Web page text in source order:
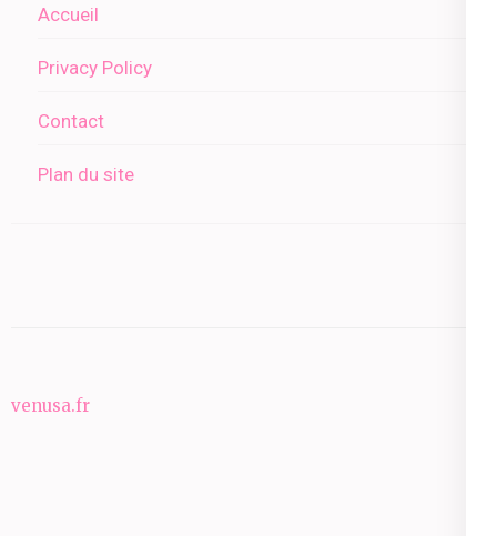
Accueil
Privacy Policy
Contact
Plan du site
venusa.fr